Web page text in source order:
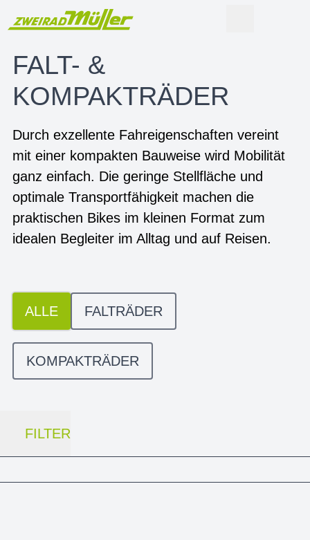
FALT- &
KOMPAKTRÄDER
Durch exzellente Fahreigenschaften vereint
mit einer kompakten Bauweise wird Mobilität
ganz einfach. Die geringe Stellfläche und
optimale Transportfähigkeit machen die
praktischen Bikes im kleinen Format zum
idealen Begleiter im Alltag und auf Reisen.
ALLE FALTRÄDER
KOMPAKTRÄDER
FILTER